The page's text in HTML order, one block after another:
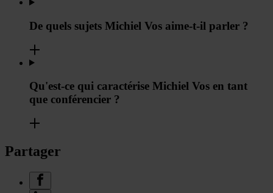
De quels sujets Michiel Vos aime-t-il parler ?
Qu'est-ce qui caractérise Michiel Vos en tant
que conférencier ?
Partager